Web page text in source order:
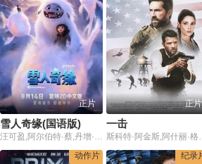
正片
雪人奇缘(国语版)
汪可盈,阿尔伯特·蔡,丹增·诺盖·特雷纳,莎拉·保罗森,艾迪·伊扎德
正片
一击
斯科特·阿金斯,阿什丽·格林尼,瑞恩·菲利
动作片 纪录